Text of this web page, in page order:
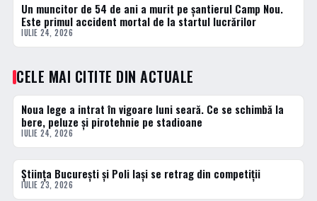
ACTUALE
Un muncitor de 54 de ani a murit pe șantierul Camp Nou.
Este primul accident mortal de la startul lucrărilor
IULIE 24, 2026
CELE MAI CITITE DIN ACTUALE
1 · TOP
Noua lege a intrat în vigoare luni seară. Ce se schimbă la
bere, peluze și pirotehnie pe stadioane
IULIE 24, 2026
2 · TOP
Știința București și Poli Iași se retrag din competiții
IULIE 23, 2026